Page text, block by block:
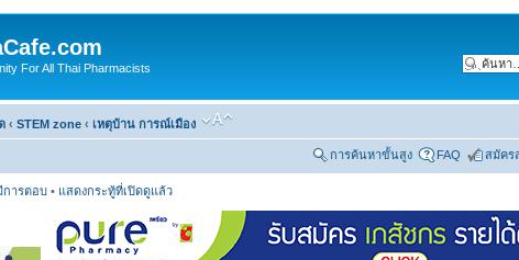
For All Thai Pharmacists
‹ STEM zone ‹ เหตุบ้าน การณ์เมือง
การค้นหาขั้นสูง FAQ สมัคร
การตอบ • แสดงกระทู้ที่เปิดดูแล้ว